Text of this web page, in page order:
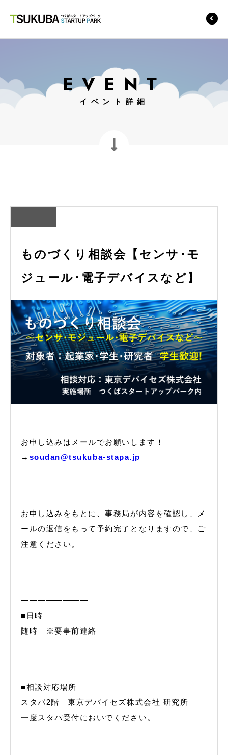
EVENT
イベント詳細
ものづくり相談会【センサ･モ
ジュール･電子デバイスなど】
お申し込みはメールでお願いします！
→ soudan@tsukuba-stapa.jp
お申し込みをもとに、事務局が内容を確認し、メ
ールの返信をもって予約完了となりますので、ご
注意ください。
――――――――
■日時
随時 ※要事前連絡
■相談対応場所
スタパ2階 東京デバイセズ株式会社 研究所
一度スタパ受付においでください。